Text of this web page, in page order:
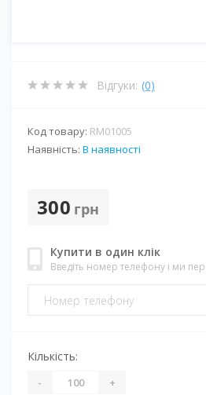
Відгуки: (0)
Код товару: RM01005
Наявність: В наявності
300 грн
Купити в один клік
Введіть номер телефону і ми
Кількість:
- +